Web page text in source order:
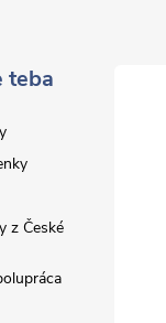
teba
z České